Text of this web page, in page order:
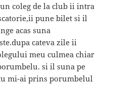
coleg de la club ii intra
pune bilet si il
acas suna
cateva zile ii
meu culmea chiar
si il suna pe
mi-ai prins porumbelul